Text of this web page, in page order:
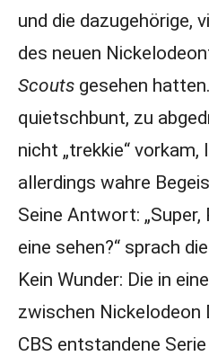
und die dazugehörige,
des neuen
Scoutsgesehen
quietschbunt, zu
nicht „trekkie“ vorkam,
allerdings wahre
Seine Antwort:
eine sehen?“ sprach
Kein Wunder: Die in
zwischen Nickelodeon
CBS entstandene